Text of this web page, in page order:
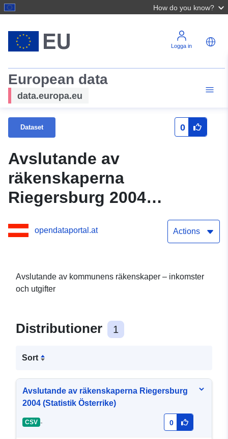
How do you know?
Logga in
European data
data.europa.eu
Dataset 0
Avslutande av
räkenskaperna
Riegersburg 2004
opendataportal.at Actions
Avslutande av kommunens räkenskaper – inkomster
och utgifter
Distributioner 1
Sort
Avslutande av räkenskaperna Riegersburg
2004 (Statistik Österrike)
CSV - 0